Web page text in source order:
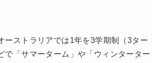
ーストラリアでは1年を3学期制（3ター
で「サマーターム」や「ウィンターター